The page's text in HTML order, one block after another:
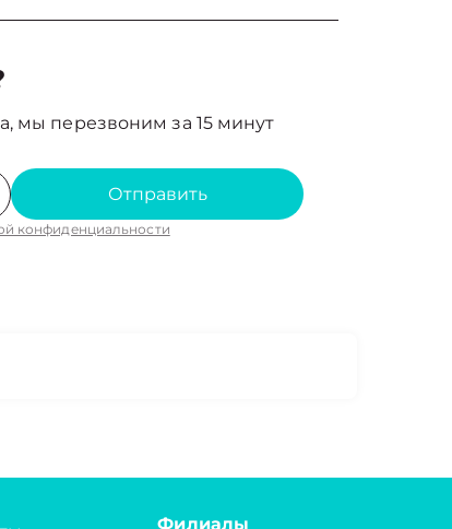
мы перезвоним за 15 минут
Отправить
конфиденциальности
Филиалы